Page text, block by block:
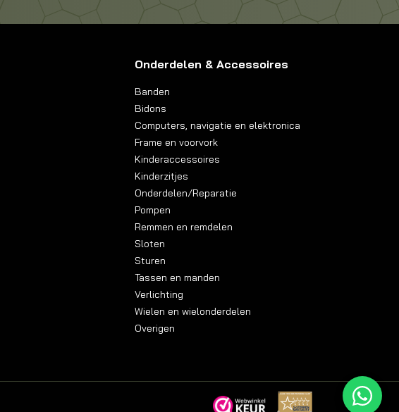
Onderdelen & Accessoires
Banden
Bidons
Computers, navigatie en elektronica
Frame en voorvork
Kinderaccessoires
Kinderzitjes
Onderdelen/Reparatie
Pompen
Remmen en remdelen
Sloten
Sturen
Tassen en manden
Verlichting
Wielen en wielonderdelen
Overigen